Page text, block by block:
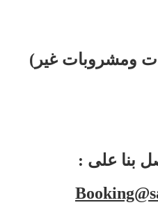
(اقامة كاملة (ثلاث وجبات ومشروبات غير
بنا على